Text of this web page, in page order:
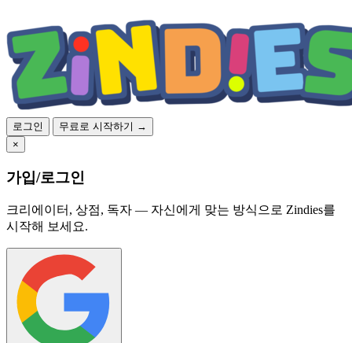
로그인
무료로 시작하기 →
×
가입/로그인
크리에이터, 상점, 독자 — 자신에게 맞는 방식으로 Zindies를
시작해 보세요.